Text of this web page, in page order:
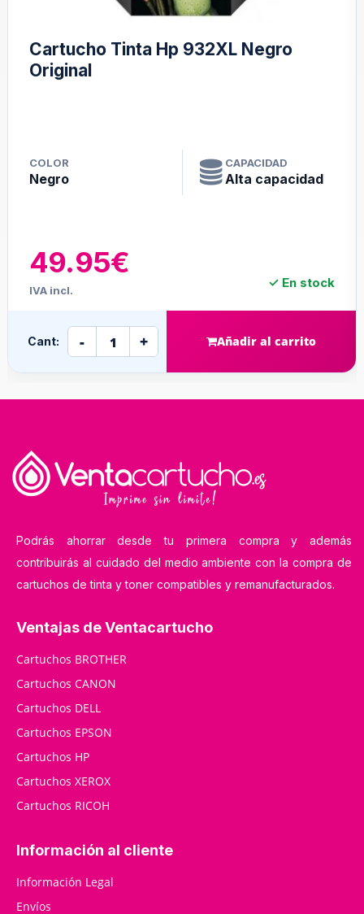
Tinta Hp 932XL Negro
Alta capacidad
+ Añadir al carrito
Cartucho
COLOR
Amarillo
IVA incl.
Cant:
Podrás ahorrar desde tu primera compra y además
contribuirás al cuidado del medio ambiente con la compra de
cartuchos de tinta y toner compatibles y remanufacturados.
Ventajas de Ventacartucho
Cartuchos BROTHER
Cartuchos CANON
Cartuchos DELL
Cartuchos EPSON
Cartuchos HP
Cartuchos XEROX
Cartuchos RICOH
Información al cliente
Información Legal
Envíos